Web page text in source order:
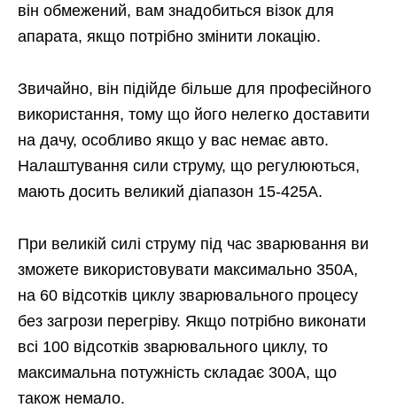
він обмежений, вам знадобиться візок для
апарата, якщо потрібно змінити локацію.
Звичайно, він підійде більше для професійного
використання, тому що його нелегко доставити
на дачу, особливо якщо у вас немає авто.
Налаштування сили струму, що регулюються,
мають досить великий діапазон 15-425А.
При великій силі струму під час зварювання ви
зможете використовувати максимально 350А,
на 60 відсотків циклу зварювального процесу
без загрози перегріву. Якщо потрібно виконати
всі 100 відсотків зварювального циклу, то
максимальна потужність складає 300А, що
також немало.